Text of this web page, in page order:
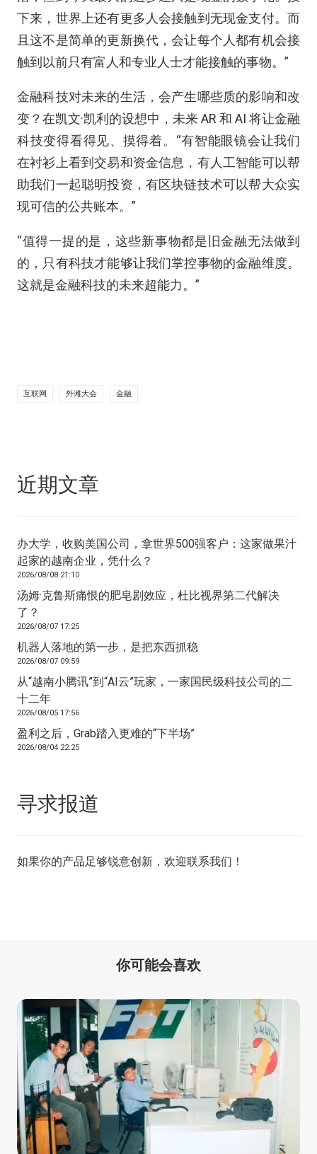
下来，世界上还有更多人会接触到无现金支付。而
且这不是简单的更新换代，会让每个人都有机会接
触到以前只有富人和专业人士才能接触的事物。”
金融科技对未来的生活，会产生哪些质的影响和改
变？在凯文·凯利的设想中，未来 AR 和 AI 将让金融
科技变得看得见、摸得着。“有智能眼镜会让我们
在衬衫上看到交易和资金信息，有人工智能可以帮
助我们一起聪明投资，有区块链技术可以帮大众实
现可信的公共账本。”
“值得一提的是，这些新事物都是旧金融无法做到
的，只有科技才能够让我们掌控事物的金融维度。
这就是金融科技的未来超能力。”
互联网 外滩大会 金融
近期文章
办大学，收购美国公司，拿世界500强客户：这家做果汁
起家的越南企业，凭什么？
2026/08/08 21:10
汤姆·克鲁斯痛恨的肥皂剧效应，杜比视界第二代解决
了？
2026/08/07 17:25
机器人落地的第一步，是把东西抓稳
2026/08/07 09:59
从“越南小腾讯”到“AI云”玩家，一家国民级科技公司的二
十二年
2026/08/05 17:56
盈利之后，Grab踏入更难的“下半场”
2026/08/04 22:25
寻求报道
如果你的产品足够锐意创新，欢迎联系我们 ！
你可能会喜欢